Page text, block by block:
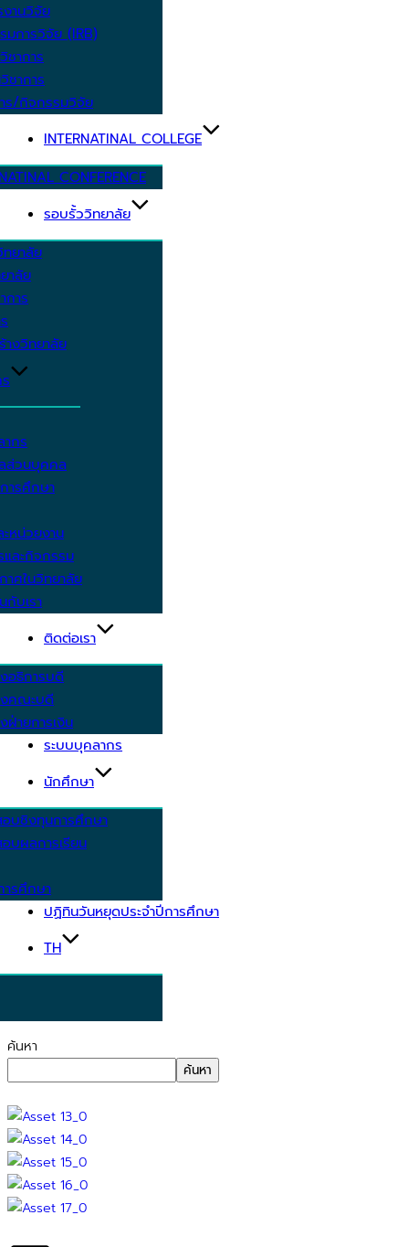
งานวิจัย
มการวิจัย (IRB)
ชาการ
ชาการ
ร/กิจกรรมวิจัย
INTERNATINAL COLLEGE
CONFERENCE
รอบรั้ววิทยาลัย
ทยาลัย
าลัย
การ
างวิทยาลัย
กร
ส่วนบุคคล
ารศึกษา
หน่วยงาน
และกิจกรรม
าศในวิทยาลัย
กับเรา
ติดต่อเรา
อธิการบดี
คณะบดี
ฝ่ายการเงิน
ระบบบุคลากร
นักศึกษา
บชิงทุนการศึกษา
บผลการเรียน
รศึกษา
ปฏิทินวันหยุดประจำปีการศึกษา
TH
ค้นหา
ค้นหา